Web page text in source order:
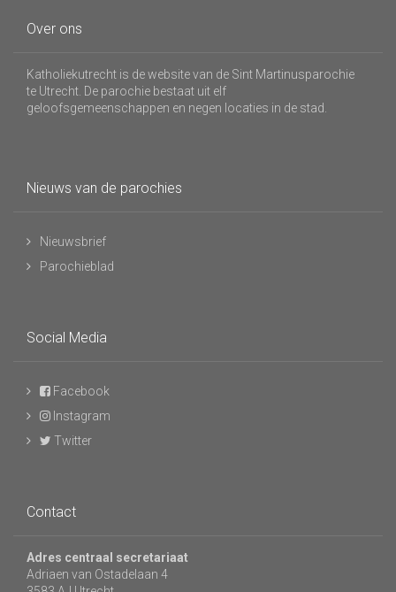
Over ons
Katholiekutrecht is de website van de Sint Martinusparochie
te Utrecht. De parochie bestaat uit elf
geloofsgemeenschappen en negen locaties in de stad.
Nieuws van de parochies
Nieuwsbrief
Parochieblad
Social Media
Facebook
Instagram
Twitter
Contact
Adres centraal secretariaat
Adriaen van Ostadelaan 4